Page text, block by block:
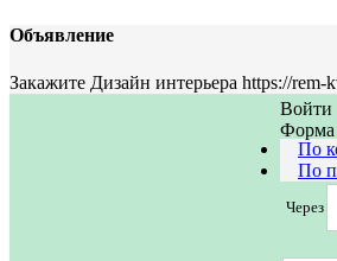
Объявление
Закажите Дизайн интерьера https://rem-
Войти
Форма
По
По
Через